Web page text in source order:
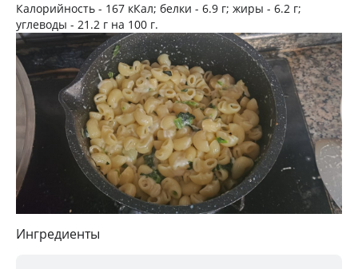
Калорийность - 167 кКал; белки - 6.9 г; жиры - 6.2 г;
углеводы - 21.2 г на 100 г.
Ингредиенты